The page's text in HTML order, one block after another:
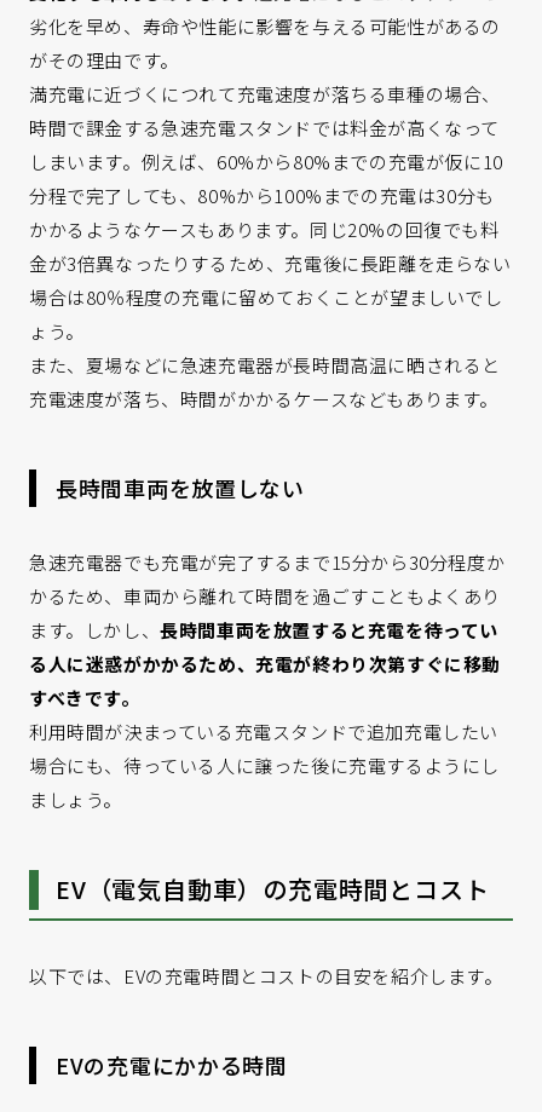
劣化を早め、寿命や性能に影響を与える可能性があるの
がその理由です。
満充電に近づくにつれて充電速度が落ちる車種の場合、
時間で課金する急速充電スタンドでは料金が高くなって
しまいます。例えば、60%から80%までの充電が仮に10
分程で完了しても、80%から100%までの充電は30分も
かかるようなケースもあります。同じ20%の回復でも料
金が3倍異なったりするため、充電後に長距離を走らない
場合は80％程度の充電に留めておくことが望ましいでし
ょう。
また、夏場などに急速充電器が長時間高温に晒されると
充電速度が落ち、時間がかかるケースなどもあります。
長時間車両を放置しない
急速充電器でも充電が完了するまで15分から30分程度か
かるため、車両から離れて時間を過ごすこともよくあり
ます。しかし、長時間車両を放置すると充電を待ってい
る人に迷惑がかかるため、充電が終わり次第すぐに移動
すべきです。
利用時間が決まっている充電スタンドで追加充電したい
場合にも、待っている人に譲った後に充電するようにし
ましょう。
EV（電気自動車）の充電時間とコスト
以下では、EVの充電時間とコストの目安を紹介します。
EVの充電にかかる時間